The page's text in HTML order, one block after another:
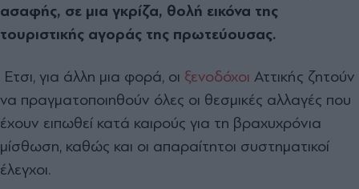
ασαφής, σε μια γκρίζα, θολή εικόνα της
τουριστικής αγοράς της πρωτεύουσας.
Ετσι, για άλλη μια φορά, οι ξενοδόχοι Αττικής ζητούν
να πραγματοποιηθούν όλες οι θεσμικές αλλαγές που
έχουν ειπωθεί κατά καιρούς για τη βραχυχρόνια
μίσθωση, καθώς και οι απαραίτητοι συστηματικοί
έλεγχοι.